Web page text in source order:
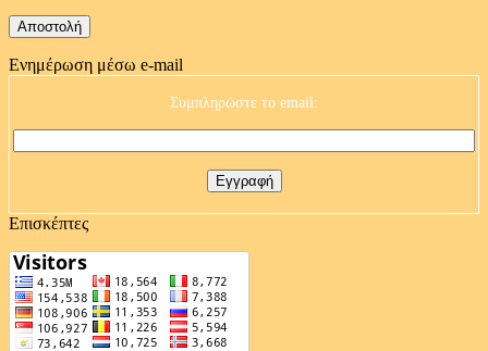
Ενημέρωση μέσω e-mail
Συμπληρώστε το email:
Επισκέπτες